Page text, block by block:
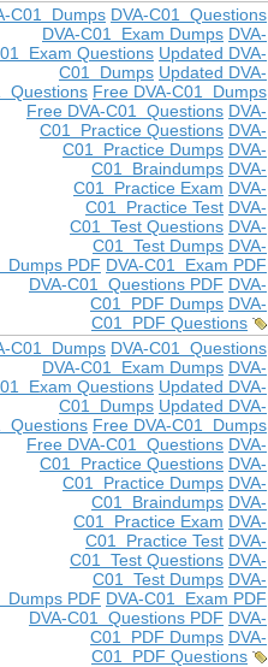
C01 Dumps DVA-C01 Questions
DVA-C01 Exam Dumps DVA-
Exam Questions Updated DVA-
C01 Dumps Updated DVA-
Questions Free DVA-C01 Dumps
Free DVA-C01 Questions DVA-
C01 Practice Questions DVA-
C01 Practice Dumps DVA-
C01 Braindumps DVA-
C01 Practice Exam DVA-
C01 Practice Test DVA-
C01 Test Questions DVA-
C01 Test Dumps DVA-
Dumps PDF DVA-C01 Exam PDF
DVA-C01 Questions PDF DVA-
C01 PDF Dumps DVA-
C01 PDF Questions
C01 Dumps DVA-C01 Questions
DVA-C01 Exam Dumps DVA-
Exam Questions Updated DVA-
C01 Dumps Updated DVA-
Questions Free DVA-C01 Dumps
Free DVA-C01 Questions DVA-
C01 Practice Questions DVA-
C01 Practice Dumps DVA-
C01 Braindumps DVA-
C01 Practice Exam DVA-
C01 Practice Test DVA-
C01 Test Questions DVA-
C01 Test Dumps DVA-
Dumps PDF DVA-C01 Exam PDF
DVA-C01 Questions PDF DVA-
C01 PDF Dumps DVA-
C01 PDF Questions